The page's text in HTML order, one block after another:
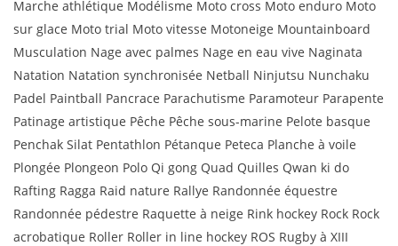
Marche athlétique Modélisme Moto cross Moto enduro Moto
sur glace Moto trial Moto vitesse Motoneige Mountainboard
Musculation Nage avec palmes Nage en eau vive Naginata
Natation Natation synchronisée Netball Ninjutsu Nunchaku
Padel Paintball Pancrace Parachutisme Paramoteur Parapente
Patinage artistique Pêche Pêche sous-marine Pelote basque
Penchak Silat Pentathlon Pétanque Peteca Planche à voile
Plongée Plongeon Polo Qi gong Quad Quilles Qwan ki do
Rafting Ragga Raid nature Rallye Randonnée équestre
Randonnée pédestre Raquette à neige Rink hockey Rock Rock
acrobatique Roller Roller in line hockey ROS Rugby à XIII